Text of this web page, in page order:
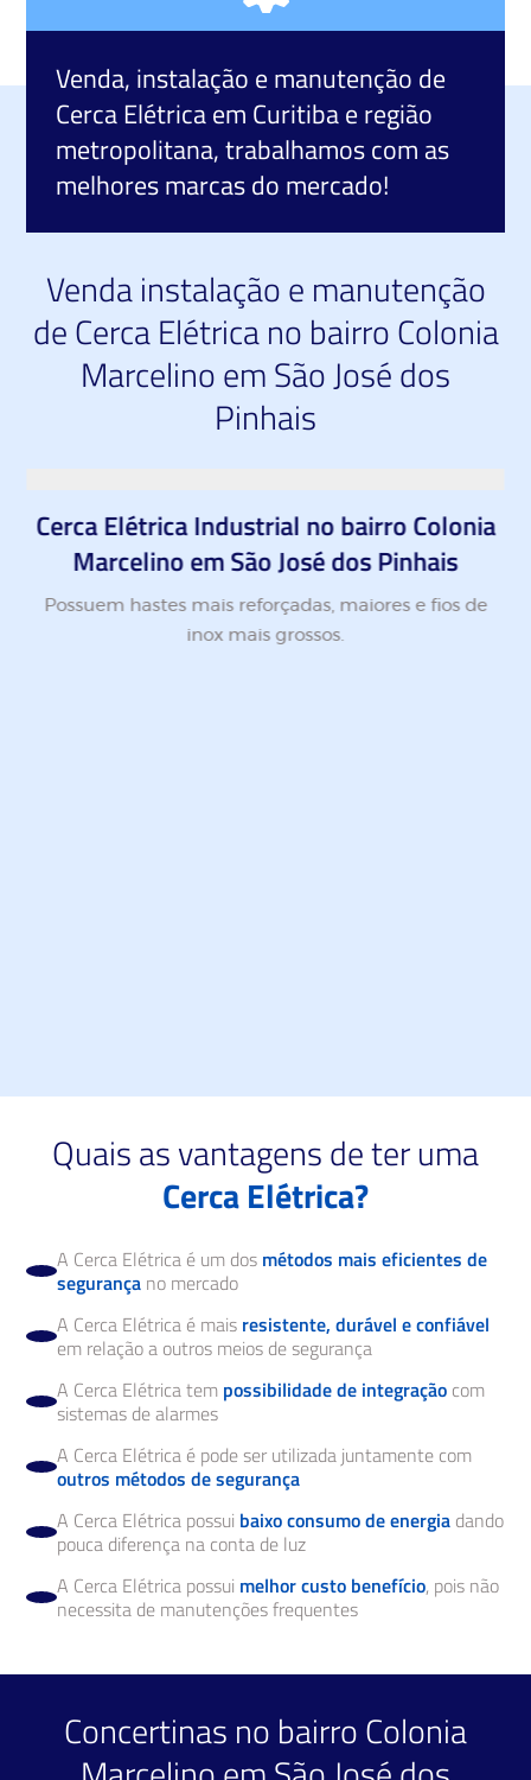
Venda, instalação e manutenção de
Cerca Elétricaem Curitiba e região
metropolitana, trabalhamos com as
melhores marcas do mercado!
Venda instalação e manutenção
de Cerca Elétrica no bairro Colonia
Marcelino em São José dos
Pinhais
Quais as vantagens de ter uma
Cerca Elétrica?
A Cerca Elétrica é um dos métodos mais eficientes de
segurança no mercado
A Cerca Elétrica é mais resistente, durável e confiável
em relação a outros meios de segurança
A Cerca Elétrica tem possibilidade de integração com
sistemas de alarmes
A Cerca Elétrica é pode ser utilizada juntamente com
outros métodos de segurança
A Cerca Elétrica possui baixo consumo de energia dando
pouca diferença na conta de luz
A Cerca Elétrica possui melhor custo benefício, pois não
necessita de manutenções frequentes
Concertinas no bairro Colonia